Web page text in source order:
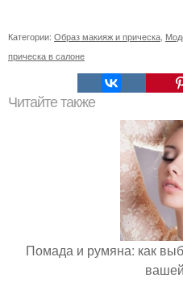
Категории: Образ макияж и прическа
прическа в салоне
Читайте также
Помада и румяна: как